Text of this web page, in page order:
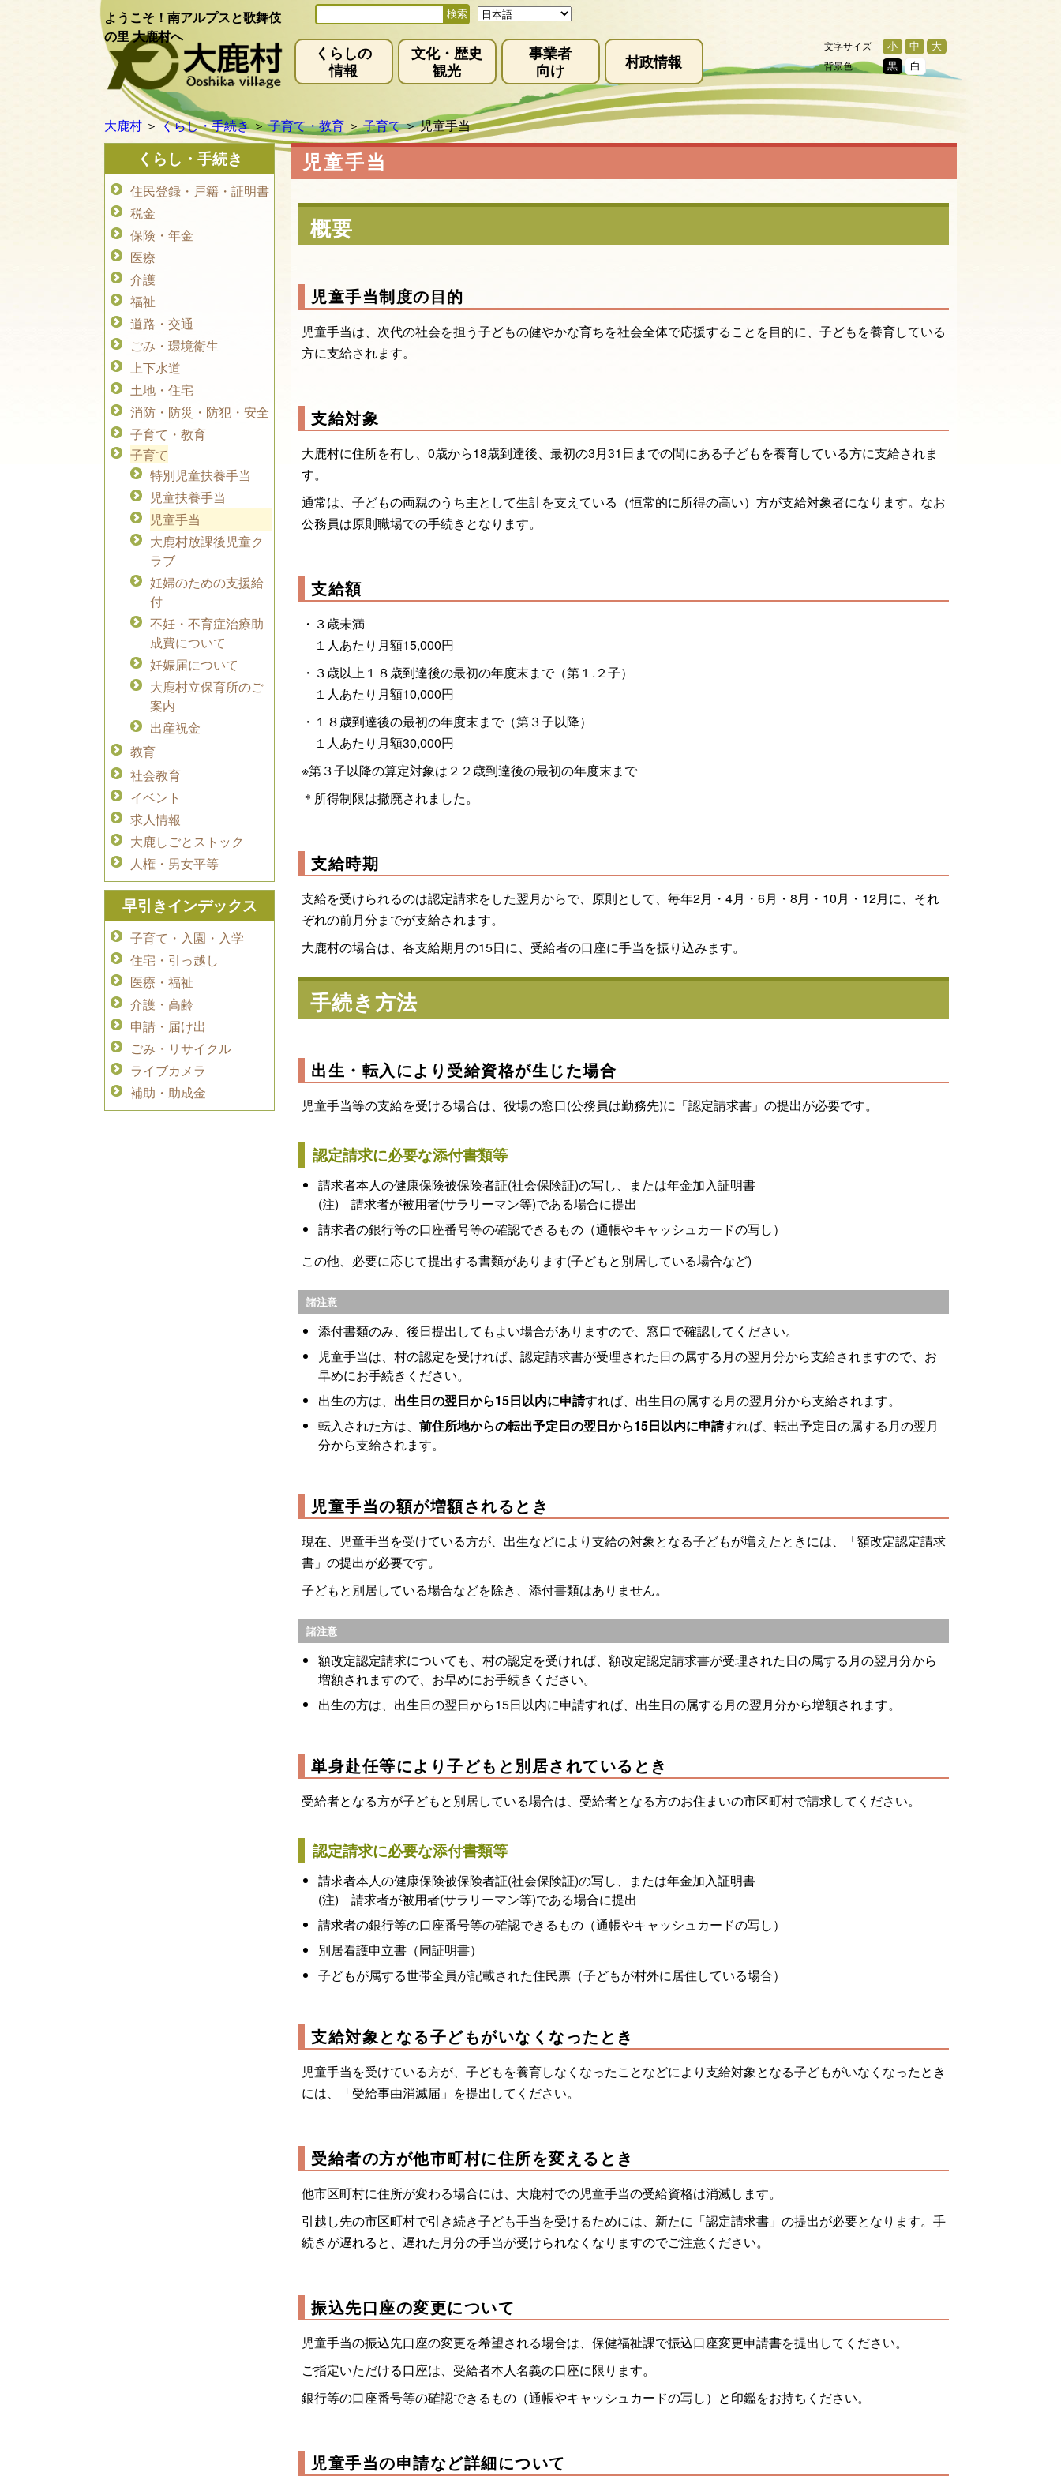
ようこそ！南アルプスと歌舞伎
の里 大鹿村へ
くらしの
情報
文化・歴史
観光
事業者
向け
村政情報
文字サイズ 小 中 大
背景色 黒 白
大鹿村 ＞くらし・手続き＞子育て・教育 ＞子育て＞児童手当
児童手当
概要
児童手当制度の目的
児童手当は、次代の社会を担う子どもの健やかな育ちを社会全体で応援することを目的に、子どもを養育している
方に支給されます。
支給対象
大鹿村に住所を有し、0歳から18歳到達後、最初の3月31日までの間にある子どもを養育している方に支給されま
す。
通常は、子どもの両親のうち主として生計を支えている（恒常的に所得の高い）方が支給対象者になります。なお
公務員は原則職場での手続きとなります。
支給額
・３歳未満
１人あたり月額15,000円
・３歳以上１８歳到達後の最初の年度末まで（第１.２子）
１人あたり月額10,000円
・１８歳到達後の最初の年度末まで（第３子以降）
１人あたり月額30,000円
※第３子以降の算定対象は２２歳到達後の最初の年度末まで
＊所得制限は撤廃されました。
支給時期
支給を受けられるのは認定請求をした翌月からで、原則として、毎年2月・4月・6月・8月・10月・12月に、それ
ぞれの前月分までが支給されます。
大鹿村の場合は、各支給期月の15日に、受給者の口座に手当を振り込みます。
手続き方法
出生・転入により受給資格が生じた場合
児童手当等の支給を受ける場合は、役場の窓口(公務員は勤務先)に「認定請求書」の提出が必要です。
認定請求に必要な添付書類等
請求者本人の健康保険被保険者証(社会保険証)の写し、または年金加入証明書
(注) 請求者が被用者(サラリーマン等)である場合に提出
請求者の銀行等の口座番号等の確認できるもの（通帳やキャッシュカードの写し）
この他、必要に応じて提出する書類があります(子どもと別居している場合など)
諸注意
添付書類のみ、後日提出してもよい場合がありますので、窓口で確認してください。
児童手当は、村の認定を受ければ、認定請求書が受理された日の属する月の翌月分から支給されますので、お
早めにお手続きください。
出生の方は、 出生日の翌日から15日以内に申請すれば、出生日の属する月の翌月分から支給されます。
転入された方は、 前住所地からの転出予定日の翌日から15日以内に申請すれば、転出予定日の属する月の翌月
分から支給されます。
児童手当の額が増額されるとき
現在、児童手当を受けている方が、出生などにより支給の対象となる子どもが増えたときには、「額改定認定請求
書」の提出が必要です。
子どもと別居している場合などを除き、添付書類はありません。
諸注意
額改定認定請求についても、村の認定を受ければ、額改定認定請求書が受理された日の属する月の翌月分から
増額されますので、お早めにお手続きください。
出生の方は、出生日の翌日から15日以内に申請すれば、出生日の属する月の翌月分から増額されます。
単身赴任等により子どもと別居されているとき
受給者となる方が子どもと別居している場合は、受給者となる方のお住まいの市区町村で請求してください。
認定請求に必要な添付書類等
請求者本人の健康保険被保険者証(社会保険証)の写し、または年金加入証明書
(注) 請求者が被用者(サラリーマン等)である場合に提出
請求者の銀行等の口座番号等の確認できるもの（通帳やキャッシュカードの写し）
別居看護申立書（同証明書）
子どもが属する世帯全員が記載された住民票（子どもが村外に居住している場合）
支給対象となる子どもがいなくなったとき
児童手当を受けている方が、子どもを養育しなくなったことなどにより支給対象となる子どもがいなくなったとき
には、「受給事由消滅届」を提出してください。
受給者の方が他市町村に住所を変えるとき
他市区町村に住所が変わる場合には、大鹿村での児童手当の受給資格は消滅します。
引越し先の市区町村で引き続き子ども手当を受けるためには、新たに「認定請求書」の提出が必要となります。手
続きが遅れると、遅れた月分の手当が受けられなくなりますのでご注意ください。
振込先口座の変更について
児童手当の振込先口座の変更を希望される場合は、保健福祉課で振込口座変更申請書を提出してください。
ご指定いただける口座は、受給者本人名義の口座に限ります。
銀行等の口座番号等の確認できるもの（通帳やキャッシュカードの写し）と印鑑をお持ちください。
児童手当の申請など詳細について
くらし・手続き
住民登録・戸籍・証明書
税金
保険・年金
医療
介護
福祉
道路・交通
ごみ・環境衛生
上下水道
土地・住宅
消防・防災・防犯・安全
子育て・教育
子育て
特別児童扶養手当
児童扶養手当
児童手当
大鹿村放課後児童ク
ラブ
妊婦のための支援給
付
不妊・不育症治療助
成費について
妊娠届について
大鹿村立保育所のご
案内
出産祝金
教育
社会教育
イベント
求人情報
大鹿しごとストック
人権・男女平等
早引きインデックス
子育て・入園・入学
住宅・引っ越し
医療・福祉
介護・高齢
申請・届け出
ごみ・リサイクル
ライブカメラ
補助・助成金